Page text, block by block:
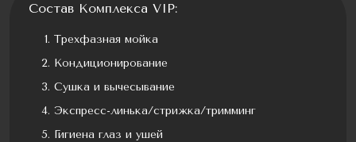
Состав Комплекса VIP:
Трехфазная мойка
Кондиционирование
Сушка и вычесывание
Экспресс-линька/стрижка/тримминг
Гигиена глаз и ушей